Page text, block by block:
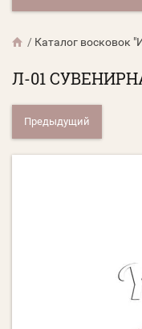
/ Каталог восковок
Л-01
Предыдущий